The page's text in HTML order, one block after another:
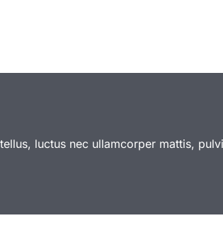
luctus nec ullamcorper mattis,